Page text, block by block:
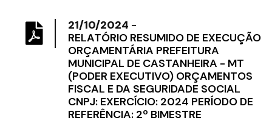
21/10/2024 -
RELATÓRIO RESUMIDO DE EXECUÇÃO
ORÇAMENTÁRIA PREFEITURA
MUNICIPAL DE CASTANHEIRA - MT
(PODER EXECUTIVO) ORÇAMENTOS
FISCAL E DA SEGURIDADE SOCIAL
CNPJ: EXERCÍCIO: 2024 PERÍODO DE
REFERÊNCIA: 2º BIMESTRE